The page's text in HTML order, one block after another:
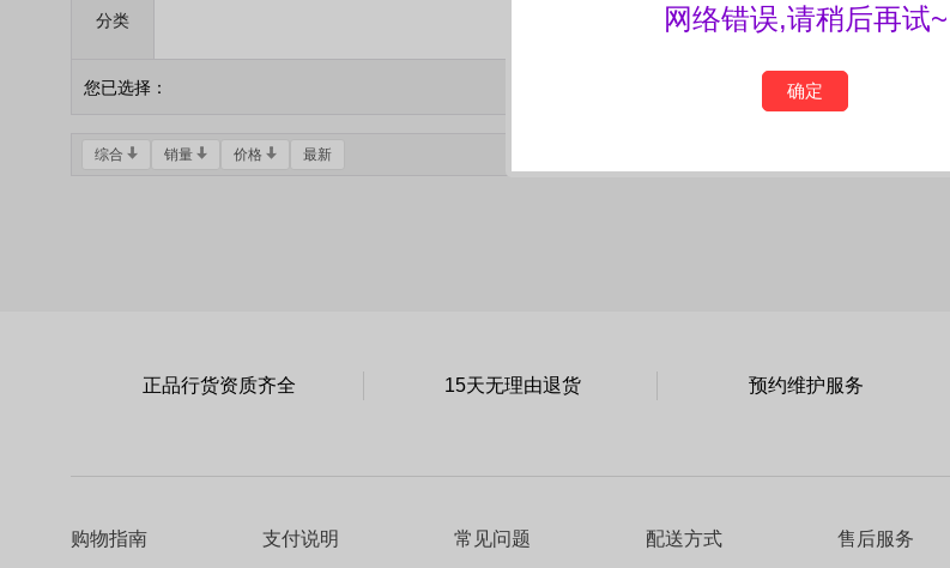
网络错误,请稍后再试~
确定
分类
您已选择：
综合 销量 价格 最新
正品行货资质齐全 15天无理由退货 预约维护服务
购物指南 支付说明 常见问题 配送方式 售后服务